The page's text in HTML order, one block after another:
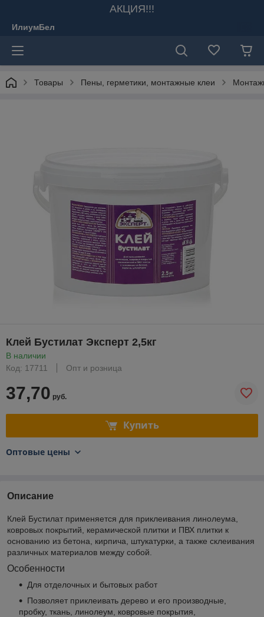
АКЦИЯ!!!
ИлиумБел
Товары Пены, герметики, монтажные клеи
Клей Бустилат Эксперт 2,5кг
В наличии
Код: 17711
Опт и розница
37,70 руб.
Купить
Оптовые цены
Описание
Клей Бустилат применяется для приклеивания ­линолеума,
ковровых покрытий, керамической плитки и ПВХ плитки к
основанию из бетона, кирпича, штукатурки, а также склеивания
различных материалов между собой.
Особенности
Для отделочных и бытовых работ
Позволяет приклеивать дерево и его производные,
пробку, ткань, линолеум, ковровые покрытия,